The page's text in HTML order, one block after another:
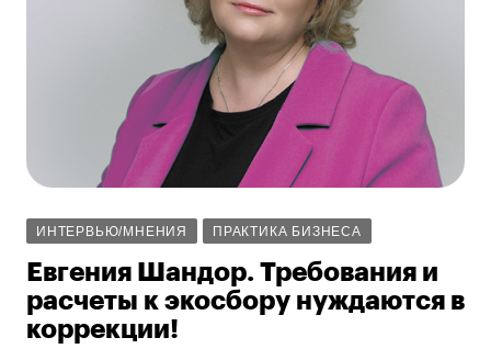
ИНТЕРВЬЮ/МНЕНИЯ ПРАКТИКА БИЗНЕСА
Евгения Шандор. Требования и
расчеты к экосбору нуждаются в
коррекции!